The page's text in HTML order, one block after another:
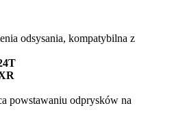
odsysania, kompatybilna z
powstawaniu odprysków na